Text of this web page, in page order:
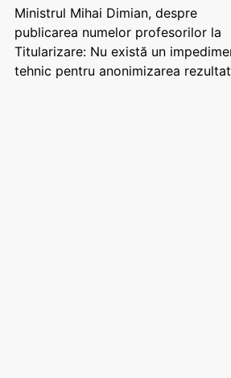
Ministrul Mihai Dimian, despre
publicarea numelor profesorilor la
Titularizare: Nu există un
tehnic pentru anonimizarea